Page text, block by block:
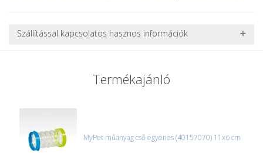
Szállítással kapcsolatos hasznos információk
van lehetőség, ezért nagy vagy nehéz termékeknél (pl. nagy
akváriumok, bútorok, stb.) egyedi szállítási ajánlatot adunk.
úgyhogy előre egyeztetni kell mindenképpen.
CSOMAG ÁTVÉTELE
Termékajánló
MyPet műanyag cső egyenes (40157070) 11x6 cm